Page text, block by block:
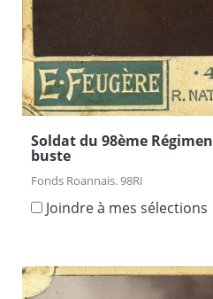
Soldat du 98ème
buste
Fonds Roannais. 98RI
Joindre à mes sélections